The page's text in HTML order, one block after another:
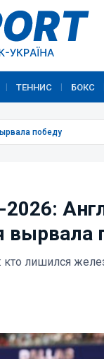
ТЕННИС БОКС
победу
вырвала
кто лишился